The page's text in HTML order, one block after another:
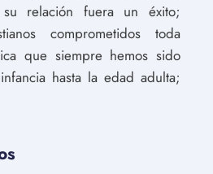
relación fuera un éxito;
comprometidos toda
que siempre hemos sido
hasta la edad adulta;